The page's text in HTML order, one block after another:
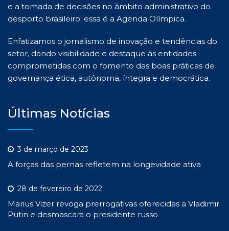
e a tomada de decisões no âmbito administrativo do
desporto brasileiro: essa é a Agenda Olímpica.
Enfatizamos o jornalismo de inovação e tendências do
setor, dando visibilidade e destaque às entidades
comprometidas com o fomento das boas práticas de
governança ética, autônoma, íntegra e democrática.
Últimas Notícias
3 de março de 2023
A forças das pernas refletem na longevidade ativa
28 de fevereiro de 2022
Marius Vizer revoga prerrogativas oferecidas a Vladimir
Putin e desmascara o presidente russo